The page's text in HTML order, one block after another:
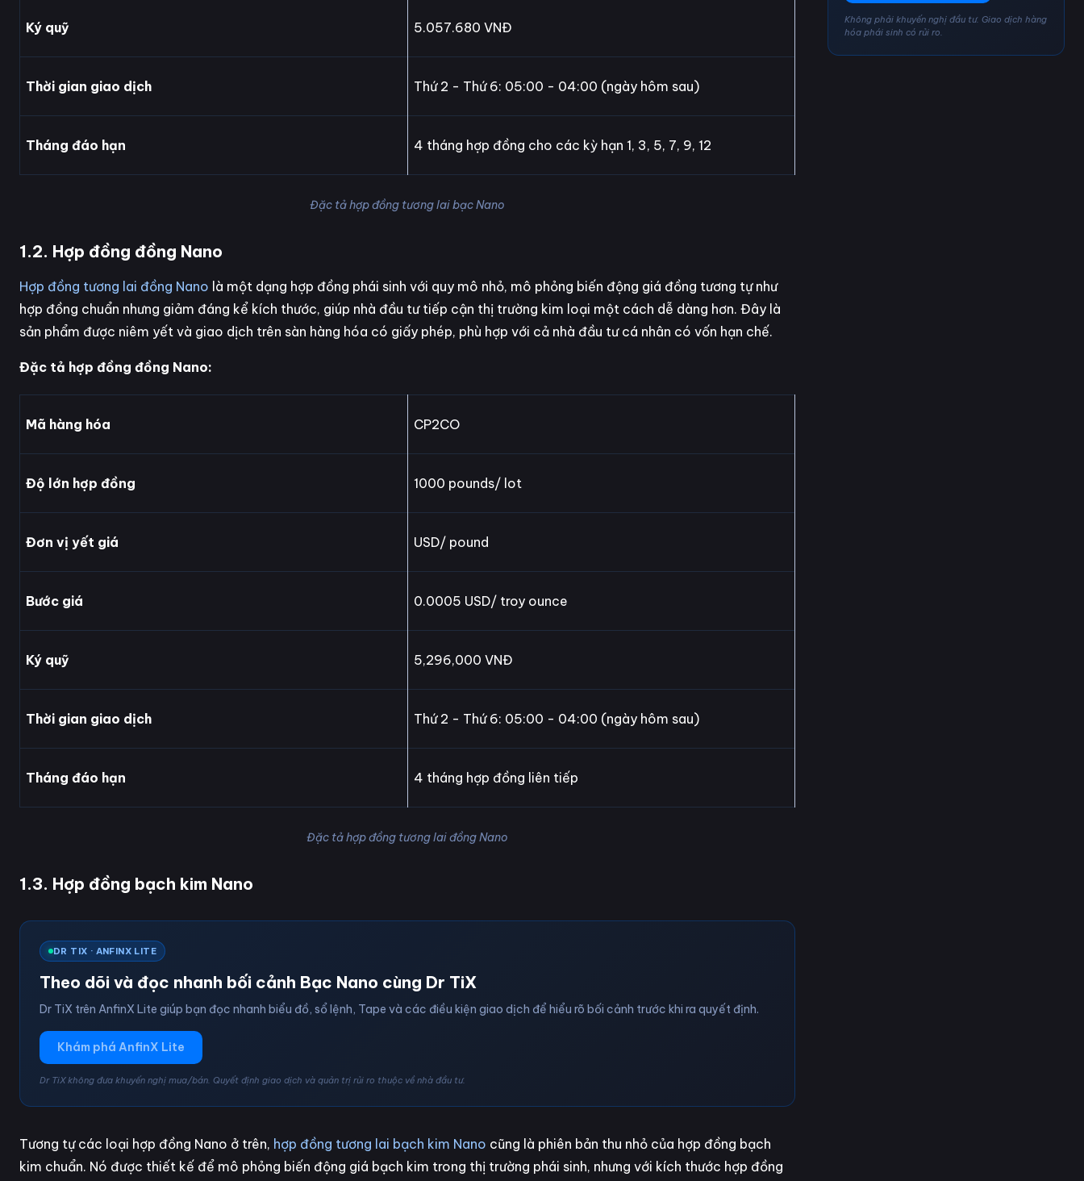
Ký quỹ 5.057.680 VNĐ
Thời gian giao dịch Thứ 2 - Thứ 6: 05:00 - 04:00 (ngày hôm sau)
Tháng đáo hạn 4 tháng hợp đồng cho các kỳ hạn 1, 3, 5, 7, 9, 12
Đặc tả hợp đồng tương lai bạc Nano
1.2. Hợp đồng đồng Nano
Hợp đồng tương lai đồng Nano là một dạng hợp đồng phái sinh với quy mô nhỏ, mô phỏng biến động giá đồng tương tự như
hợp đồng chuẩn nhưng giảm đáng kể kích thước, giúp nhà đầu tư tiếp cận thị trường kim loại một cách dễ dàng hơn. Đây là
sản phẩm được niêm yết và giao dịch trên sàn hàng hóa có giấy phép, phù hợp với cả nhà đầu tư cá nhân có vốn hạn chế.
Đặc tả hợp đồng đồng Nano:
Mã hàng hóa CP2CO
Độ lớn hợp đồng 1000 pounds/ lot
Đơn vị yết giá USD/ pound
Bước giá 0.0005 USD/ troy ounce
Ký quỹ 5,296,000 VNĐ
Thời gian giao dịch Thứ 2 - Thứ 6: 05:00 - 04:00 (ngày hôm sau)
Tháng đáo hạn 4 tháng hợp đồng liên tiếp
Đặc tả hợp đồng tương lai đồng Nano
1.3. Hợp đồng bạch kim Nano
DR TIX · ANFINX LITE
Theo dõi và đọc nhanh bối cảnh Bạc Nano cùng Dr TiX
Dr TiX trên AnfinX Lite giúp bạn đọc nhanh biểu đồ, sổ lệnh, Tape và các điều kiện giao dịch để hiểu rõ bối cảnh trước khi ra quyết định.
Khám phá AnfinX Lite
Dr TiX không đưa khuyến nghị mua/bán. Quyết định giao dịch và quản trị rủi ro thuộc về nhà đầu tư.
Tương tự các loại hợp đồng Nano ở trên, hợp đồng tương lai bạch kim Nano cũng là phiên bản thu nhỏ của hợp đồng bạch
kim chuẩn. Nó được thiết kế để mô phỏng biến động giá bạch kim trong thị trường phái sinh, nhưng với kích thước hợp đồng
Không phải khuyến nghị đầu tư. Giao dịch hàng
hóa phái sinh có rủi ro.